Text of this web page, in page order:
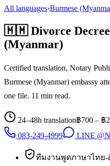
All languages›Burmese
🇲🇲 Divorce Decree
(Myanmar)
Certified translation, Notary
Burmese (Myanmar) embassy
one file. 11 min read.
24–48h translation฿700 – ฿
083-249-4999
LINE
ทีมงานพูดภาษาไทย-